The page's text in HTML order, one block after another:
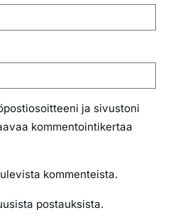
ja sivustoni
kommentointikertaa
kommenteista.
postauksista.